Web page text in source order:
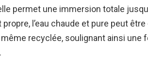
permet une immersion totale
l’eau chaude et pure peut
même recyclée, soulignant ainsi une